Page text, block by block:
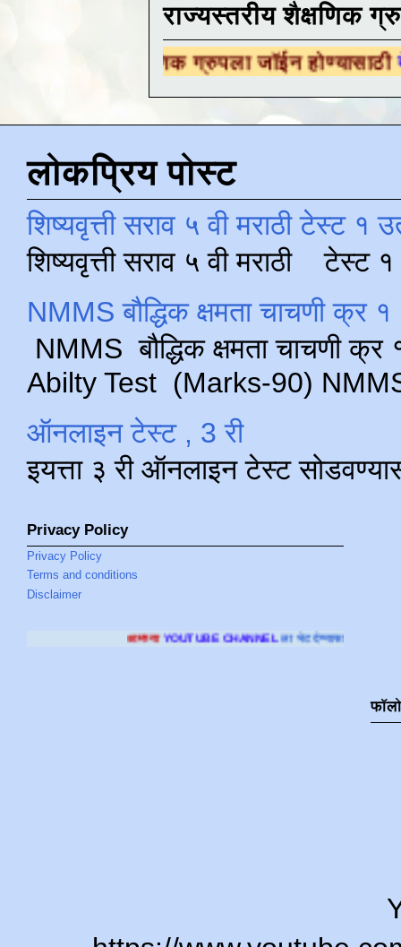
राज्यस्तरीय शैक्षणिक
शैक्षणिक ग्रुपला जॉईन होण्यासाठीयेथे क्लिक
लोकप्रिय पोस्ट
शिष्यवृत्ती सराव ५ वी मराठी टेस्ट १
शिष्यवृत्ती सराव ५ वी मराठी टेस्ट
NMMS बौद्धिक क्षमता चाचणी क्र
NMMS बौद्धिक क्षमता चाचणी
Abilty Test (Marks-90) NMMS
ऑनलाइन टेस्ट , 3 री
इयत्ता ३ री ऑनलाइन टेस्ट
Privacy Policy
Privacy Policy
Terms and conditions
Disclaimer
YOUTUBE CHANNELला भेट देण्यासाठी क्लिक करा.